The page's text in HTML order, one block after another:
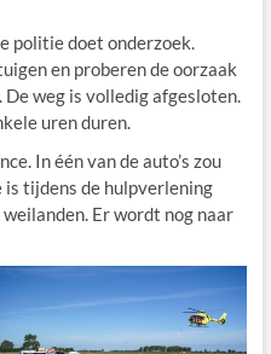
politie doet onderzoek.
en proberen de oorzaak
weg is volledig afgesloten.
uren duren.
In één van de auto’s zou
is tijdens de hulpverlening
Er wordt nog naar